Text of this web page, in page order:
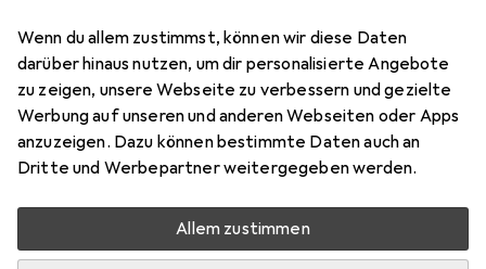
Wenn du allem zustimmst, können wir diese Daten
darüber hinaus nutzen, um dir personalisierte Angebote
zu zeigen, unsere Webseite zu verbessern und gezielte
Werbung auf unseren und anderen Webseiten oder Apps
anzuzeigen. Dazu können bestimmte Daten auch an
Dritte und Werbepartner weitergegeben werden.
Allem zustimmen
Bewertungen Marke
Mehr von Directalpine
Aktuell nicht lieferbar
Benachrichtigen, wenn lieferbar
Vergleichen Merken